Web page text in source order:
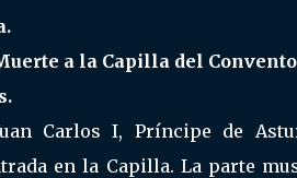
a la Capilla del
Carlos I, Príncipe de
en la Capilla. La parte